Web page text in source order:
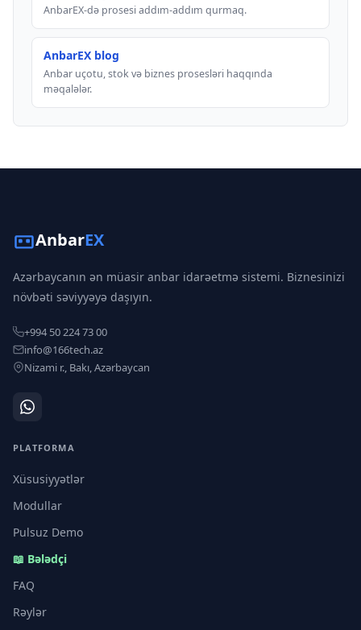
AnbarEX-də prosesi addım-addım qurmaq.
AnbarEX blog
Anbar uçotu, stok və biznes prosesləri haqqında
məqalələr.
AnbarEX
Azərbaycanın ən müasir anbar idarəetmə sistemi. Biznesinizi
növbəti səviyyəyə daşıyın.
+994 50 224 73 00
info@166tech.az
Nizami r., Bakı, Azərbaycan
PLATFORMA
Xüsusiyyətlər
Modullar
Pulsuz Demo
📖 Bələdçi
FAQ
Rəylər